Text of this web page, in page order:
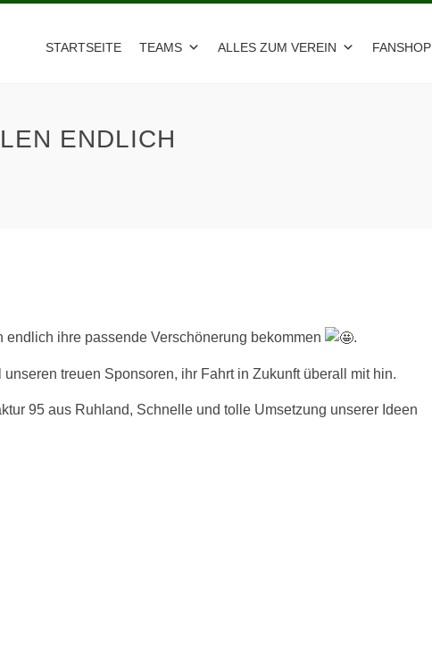
STARTSEITE TEAMS ALLES ZUM VEREIN FANSHOP
ENDLICH
ihre passende Verschönerung bekommen .
treuen Sponsoren, ihr Fahrt in Zukunft überall mit hin.
95 aus Ruhland, Schnelle und tolle Umsetzung unserer Ideen